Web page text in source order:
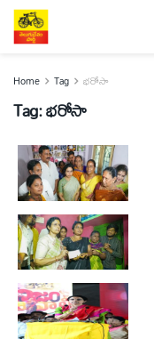
Home Tag భరోసా
Tag:భరోసా